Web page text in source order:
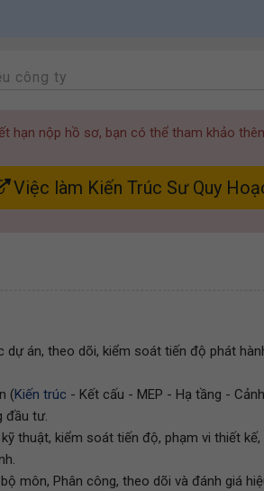
công ty
hạn nộp hồ sơ, bạn có thể tham khảo
Việc làm Kiến Trúc Sư Quy
dự án, theo dõi, kiểm soát tiến độ phát
(Kiến trúc - Kết cấu - MEP - Hạ tầng -
đầu tư.
thuật, kiểm soát tiến độ, phạm vi thiết
môn, Phân công, theo dõi và đánh giá